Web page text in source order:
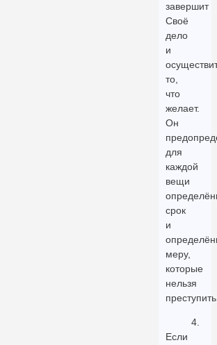
завершит
Своё
дело
и
то,
что
желает.
Он
для
каждой
вещи
срок
и
меру,
которые
нельзя
4.
Если